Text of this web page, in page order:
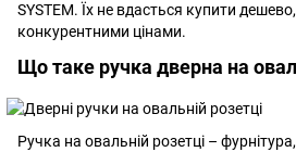
SYSTEM. Їх не вдасться купити
конкурентними цінами.
Що таке ручка дверна на
Ручка на овальній розетці –